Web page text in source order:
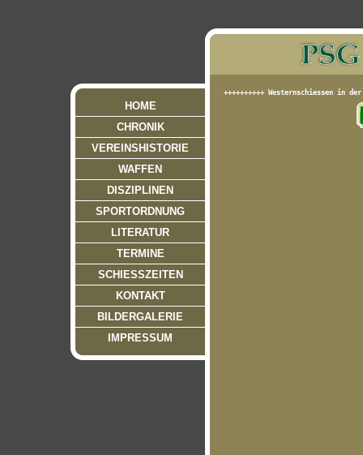
HOME
CHRONIK
VEREINSHISTORIE
WAFFEN
DISZIPLINEN
SPORTORDNUNG
LITERATUR
TERMINE
SCHIESSZEITEN
KONTAKT
BILDERGALERIE
IMPRESSUM